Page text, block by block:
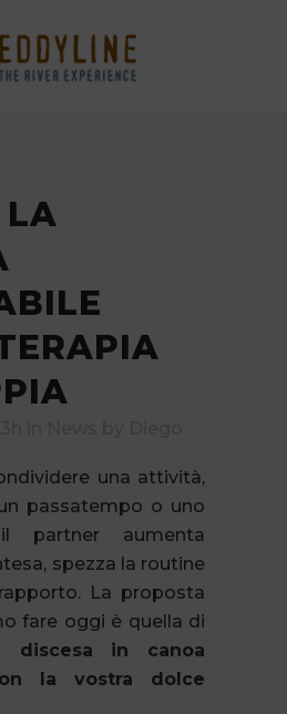
LA
una attività,
passatempo o uno
partner aumenta
spezza la routine
La proposta
fare oggi è quella di
discesa in canoa
la vostra dolce